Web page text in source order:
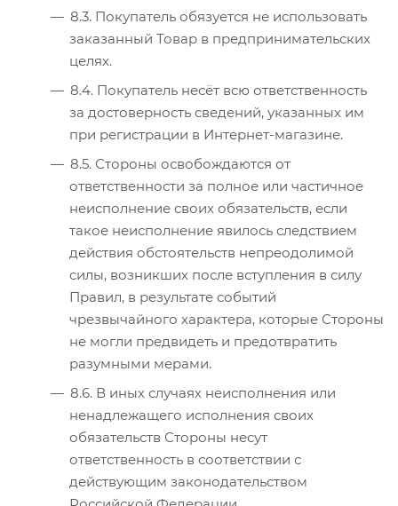
8.3. Покупатель обязуется не использовать
заказанный Товар в предпринимательских
целях.
8.4. Покупатель несёт всю ответственность
за достоверность сведений, указанных им
при регистрации в Интернет-магазине.
8.5. Стороны освобождаются от
ответственности за полное или частичное
неисполнение своих обязательств, если
такое неисполнение явилось следствием
действия обстоятельств непреодолимой
силы, возникших после вступления в силу
Правил, в результате событий
чрезвычайного характера, которые Стороны
не могли предвидеть и предотвратить
разумными мерами.
8.6. В иных случаях неисполнения или
ненадлежащего исполнения своих
обязательств Стороны несут
ответственность в соответствии с
действующим законодательством